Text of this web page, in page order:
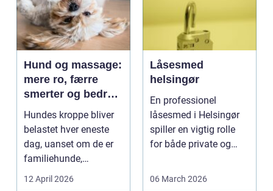
Hund og massage:
mere ro, færre
smerter og bedre
bevægelse
Hundes kroppe bliver
belastet hver eneste
dag, uanset om de er
familiehunde,
jagthunde,
12 April 2026
Låsesmed
helsingør
En professionel
låsesmed i Helsingør
spiller en vigtig rolle
for både private og
06 March 2026